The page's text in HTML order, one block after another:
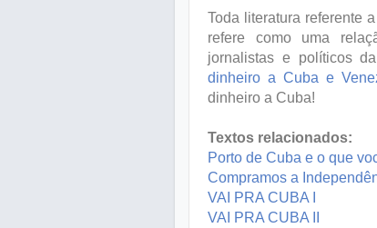
Toda literatura referente
refere como uma
jornalistas e políticos
dinheiro a Cuba e
dinheiro a Cuba!
Textos relacionados:
Porto de Cuba e o que
Compramos a
VAI PRA CUBA I
VAI PRA CUBA II